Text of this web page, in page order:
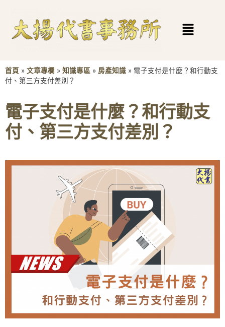
首頁 » 文章專欄 » 知識專區 » 房產知識 » 電子支付是什麼？和行動支
付、第三方支付差別？
電子支付是什麼？和行動支
付、第三方支付差別？